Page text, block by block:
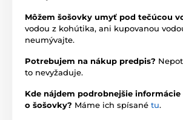
Môžem šošovky umyť pod tečúcou
vodou z kohútika, ani kupovanou
neumývajte.
Potrebujem na nákup predpis?
to nevyžaduje.
Kde nájdem podrobnejšie
o šošovky? Máme ich spísané tu.